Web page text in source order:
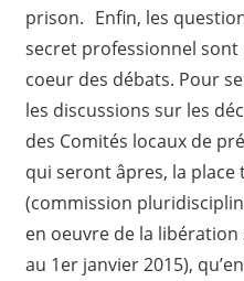
prison. Enfin, les
secret professionnel sont
coeur des débats. Pour
les discussions sur les
des Comités locaux de
qui seront âpres, la
(commission
en oeuvre de la
au 1er janvier 2015),